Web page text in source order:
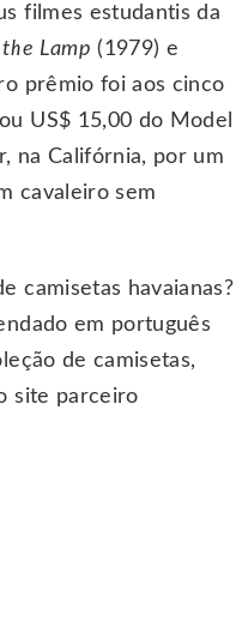
filmes estudantis da
Lamp (1979) e
prêmio foi aos cinco
US$ 15,00 do Model
na Califórnia, por um
cavaleiro sem
camisetas havaianas?
em português
de camisetas,
site parceiro